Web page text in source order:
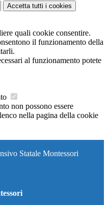
Accetta tutti i cookies
quali cookie consentire.
il funzionamento della
al funzionamento potete
non possono essere
nella pagina della cookie
Statale Montessori